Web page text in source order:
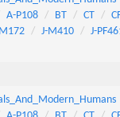
A-P108 BT CT
J-M410 J-